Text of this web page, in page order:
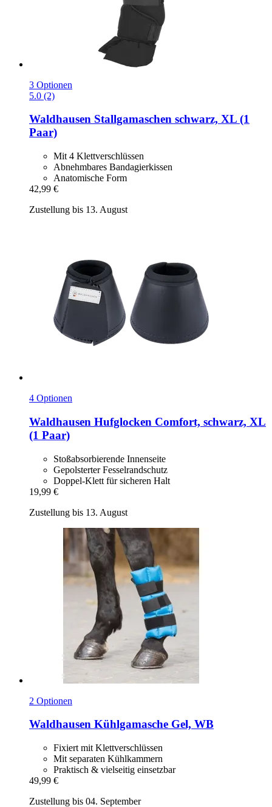
3 Optionen
5.0 (2)
Waldhausen Stallgamaschen schwarz, XL (1
Paar)
Mit 4 Klettverschlüssen
Abnehmbares Bandagierkissen
Anatomische Form
42,99 €
Zustellung bis 13. August
4 Optionen
Waldhausen Hufglocken Comfort, schwarz, XL
(1 Paar)
Stoßabsorbierende Innenseite
Gepolsterter Fesselrandschutz
Doppel-Klett für sicheren Halt
19,99 €
Zustellung bis 13. August
2 Optionen
Waldhausen Kühlgamasche Gel, WB
Fixiert mit Klettverschlüssen
Mit separaten Kühlkammern
Praktisch & vielseitig einsetzbar
49,99 €
Zustellung bis 04. September